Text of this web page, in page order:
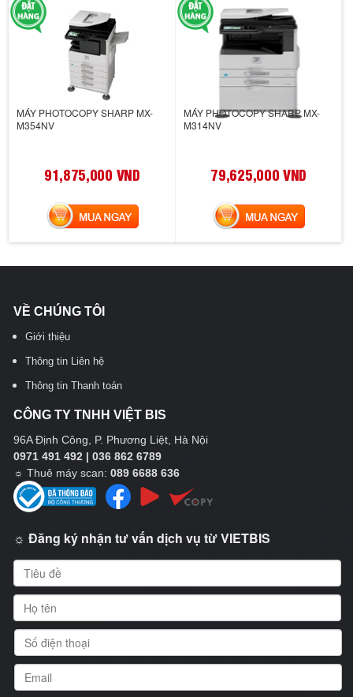
MÁY PHOTOCOPY SHARP MX-
M354NV
91,875,000 VND
MUA NGAY
MÁY PHOTOCOPY SHARP MX-
M314NV
79,625,000 VND
MUA NGAY
VỀ CHÚNG TÔI
Giới thiệu
Thông tin Liên hệ
Thông tin Thanh toán
CÔNG TY TNHH VIỆT BIS
96A Định Công, P. Phương Liệt, Hà Nội
0971 491 492 | 036 862 6789
☼ Thuê máy scan: 089 6688 636
☼ Đăng ký nhận tư vấn dịch vụ từ VIETBIS